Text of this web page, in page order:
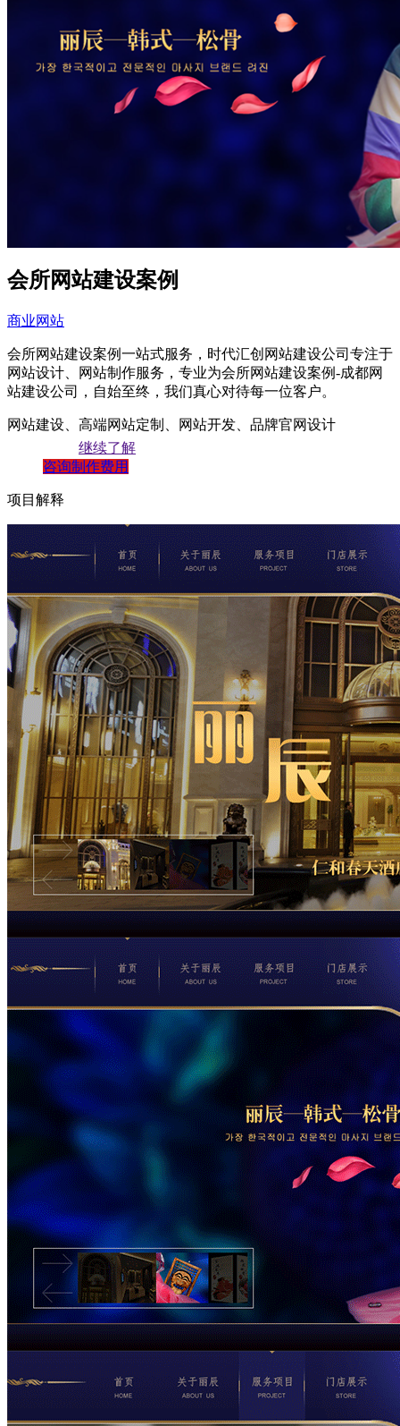
会所网站建设案例
商业网站
会所网站建设案例一站式服务，时代汇创网站建设公司专注于
网站设计、网站制作服务，专业为会所网站建设案例-成都网
站建设公司，自始至终，我们真心对待每一位客户。
网站建设、高端网站定制、网站开发、品牌官网设计
继续了解
咨询制作费用
项目解释